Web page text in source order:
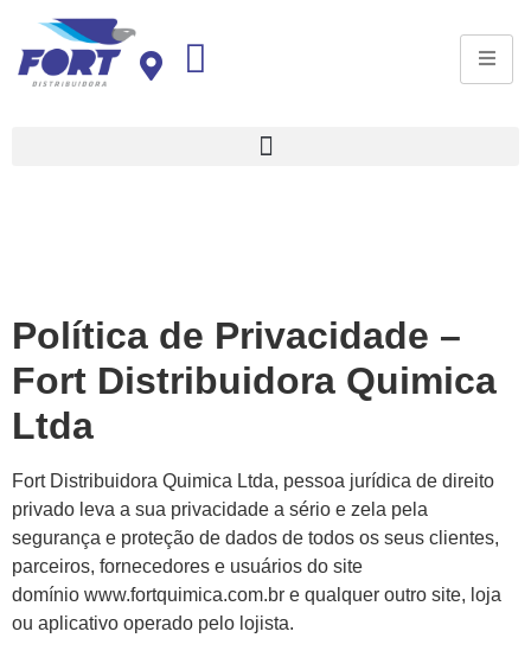
Política de Privacidade –
Fort Distribuidora Quimica
Ltda
Fort Distribuidora Quimica Ltda, pessoa jurídica de direito
privado leva a sua privacidade a sério e zela pela
segurança e proteção de dados de todos os seus clientes,
parceiros, fornecedores e usuários do site
domínio www.fortquimica.com.br e qualquer outro site, loja
ou aplicativo operado pelo lojista.